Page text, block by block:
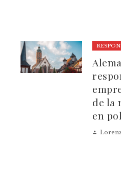
de la
en